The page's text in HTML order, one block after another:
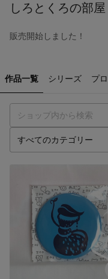
しろとくろの部屋
販売開始しました！
作品一覧 シリーズ プ